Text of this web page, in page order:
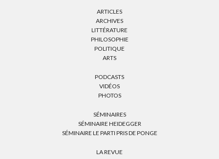
ARTICLES
ARCHIVES
LITTÉRATURE
PHILOSOPHIE
POLITIQUE
ARTS
PODCASTS
VIDÉOS
PHOTOS
SÉMINAIRES
SÉMINAIRE HEIDEGGER
SÉMINAIRE LE PARTI PRIS DE PONGE
LA REVUE